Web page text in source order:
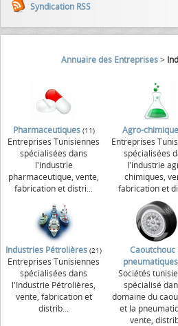
Syndication RSS
Annuaire des Entreprises>
Pharmaceutiques (11)
Entreprises Tunisiennes
spécialisées dans
l'industrie
pharmaceutique, vente,
fabrication et distri...
Agro-
Entreprises
spécialisées
l'industrie
chimiques,
fabrication et
Industries Pétrolières (21)
Entreprises Tunisiennes
spécialisées dans
l'Industrie Pétrolières,
vente, fabrication et
distrib...
Caoutchouc
pneumatiques
Sociétés
spécialisé
domaine du
et la
vente,